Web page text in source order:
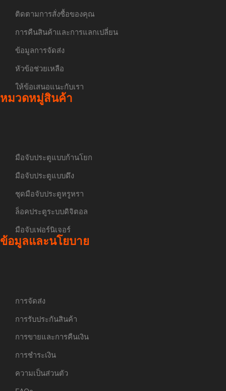
ติดตามการสั่งซื้อของคุณ
การคืนสินค้าและการแลกเปลี่ยน
ข้อมูลการจัดส่ง
หัวข้อช่วยเหลือ
ให้ข้อเสนอแนะกับเรา
หมวดหมู่สินค้า
มือจับประตูแบบก้านโยก
มือจับประตูแบบดึง
ชุดมือจับประตูหรูหรา
ล็อคประตูระบบดิจิตอล
มือจับเฟอร์นิเจอร์
ข้อมูลและนโยบาย
การจัดส่ง
การรับประกันสินค้า
การขายและการคืนเงิน
การชำระเงิน
ความเป็นส่วนตัว